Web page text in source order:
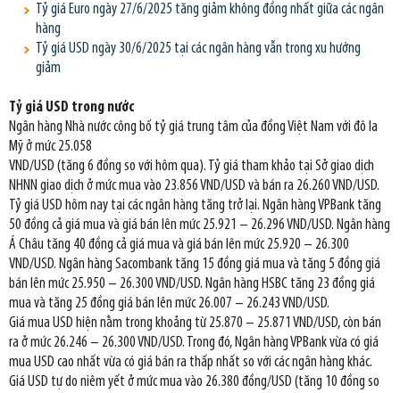
Tỷ giá Euro ngày 27/6/2025 tăng giảm không đồng nhất giữa các ngân
hàng
Tỷ giá USD ngày 30/6/2025 tại các ngân hàng vẫn trong xu hướng
giảm
Tỷ giá USD trong nước
Ngân hàng Nhà nước công bố tỷ giá trung tâm của đồng Việt Nam với đô la
Mỹ ở mức 25.058
VND/USD (tăng 6 đồng so với hôm qua). Tỷ giá tham khảo tại Sở giao dịch
NHNN giao dịch ở mức mua vào 23.856 VND/USD và bán ra 26.260 VND/USD.
Tỷ giá USD hôm nay tại các ngân hàng tăng trở lại. Ngân hàng VPBank tăng
50 đồng cả giá mua và giá bán lên mức 25.921 – 26.296 VND/USD. Ngân hàng
Á Châu tăng 40 đồng cả giá mua và giá bán lên mức 25.920 – 26.300
VND/USD. Ngân hàng Sacombank tăng 15 đồng giá mua và tăng 5 đồng giá
bán lên mức 25.950 – 26.300 VND/USD. Ngân hàng HSBC tăng 23 đồng giá
mua và tăng 25 đồng giá bán lên mức 26.007 – 26.243 VND/USD.
Giá mua USD hiện nằm trong khoảng từ 25.870 – 25.871 VND/USD, còn bán
ra ở mức 26.246 – 26.300 VND/USD. Trong đó, Ngân hàng VPBank vừa có giá
mua USD cao nhất vừa có giá bán ra thấp nhất so với các ngân hàng khác.
Giá USD tự do niêm yết ở mức mua vào 26.380 đồng/USD (tăng 10 đồng so